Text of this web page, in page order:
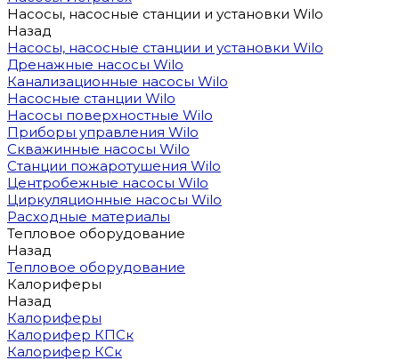
Насосы, насосные станции и установки Wilo
Назад
Насосы, насосные станции и установки Wilo
Дренажные насосы Wilo
Канализационные насосы Wilo
Насосные станции Wilo
Насосы поверхностные Wilo
Приборы управления Wilo
Скважинные насосы Wilo
Станции пожаротушения Wilo
Центробежные насосы Wilo
Циркуляционные насосы Wilo
Расходные материалы
Тепловое оборудование
Назад
Тепловое оборудование
Калориферы
Назад
Калориферы
Калорифер КПСк
Калорифер КСк